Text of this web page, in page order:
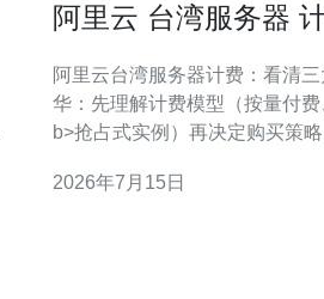
阿里云 台湾服务器
阿里云台湾服务器计费：看清三大
华：先理解计费模型（按量付
b>抢占式实例）再决定购买策略。 2. 精华：通过弹
单。 3. 精华：务必使用账单分析、标签化管理和自动化关
2026年7月15日